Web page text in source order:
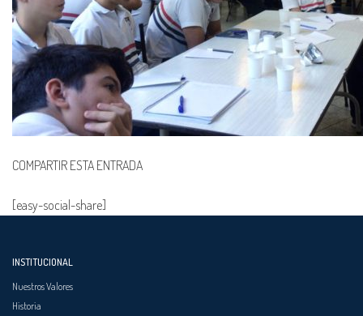
COMPARTIR ESTA ENTRADA
[easy-social-share]
INSTITUCIONAL
Nuestros Valores
Historia